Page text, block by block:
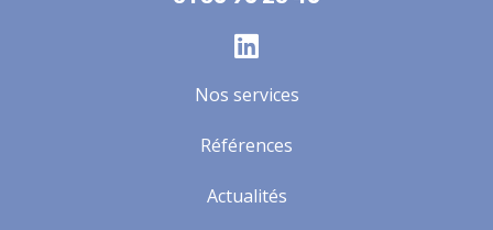
Nos services
Références
Actualités